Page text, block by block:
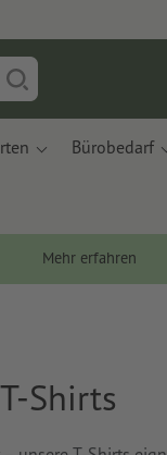
Bürobedarf
Mehr erfahren
Shirts